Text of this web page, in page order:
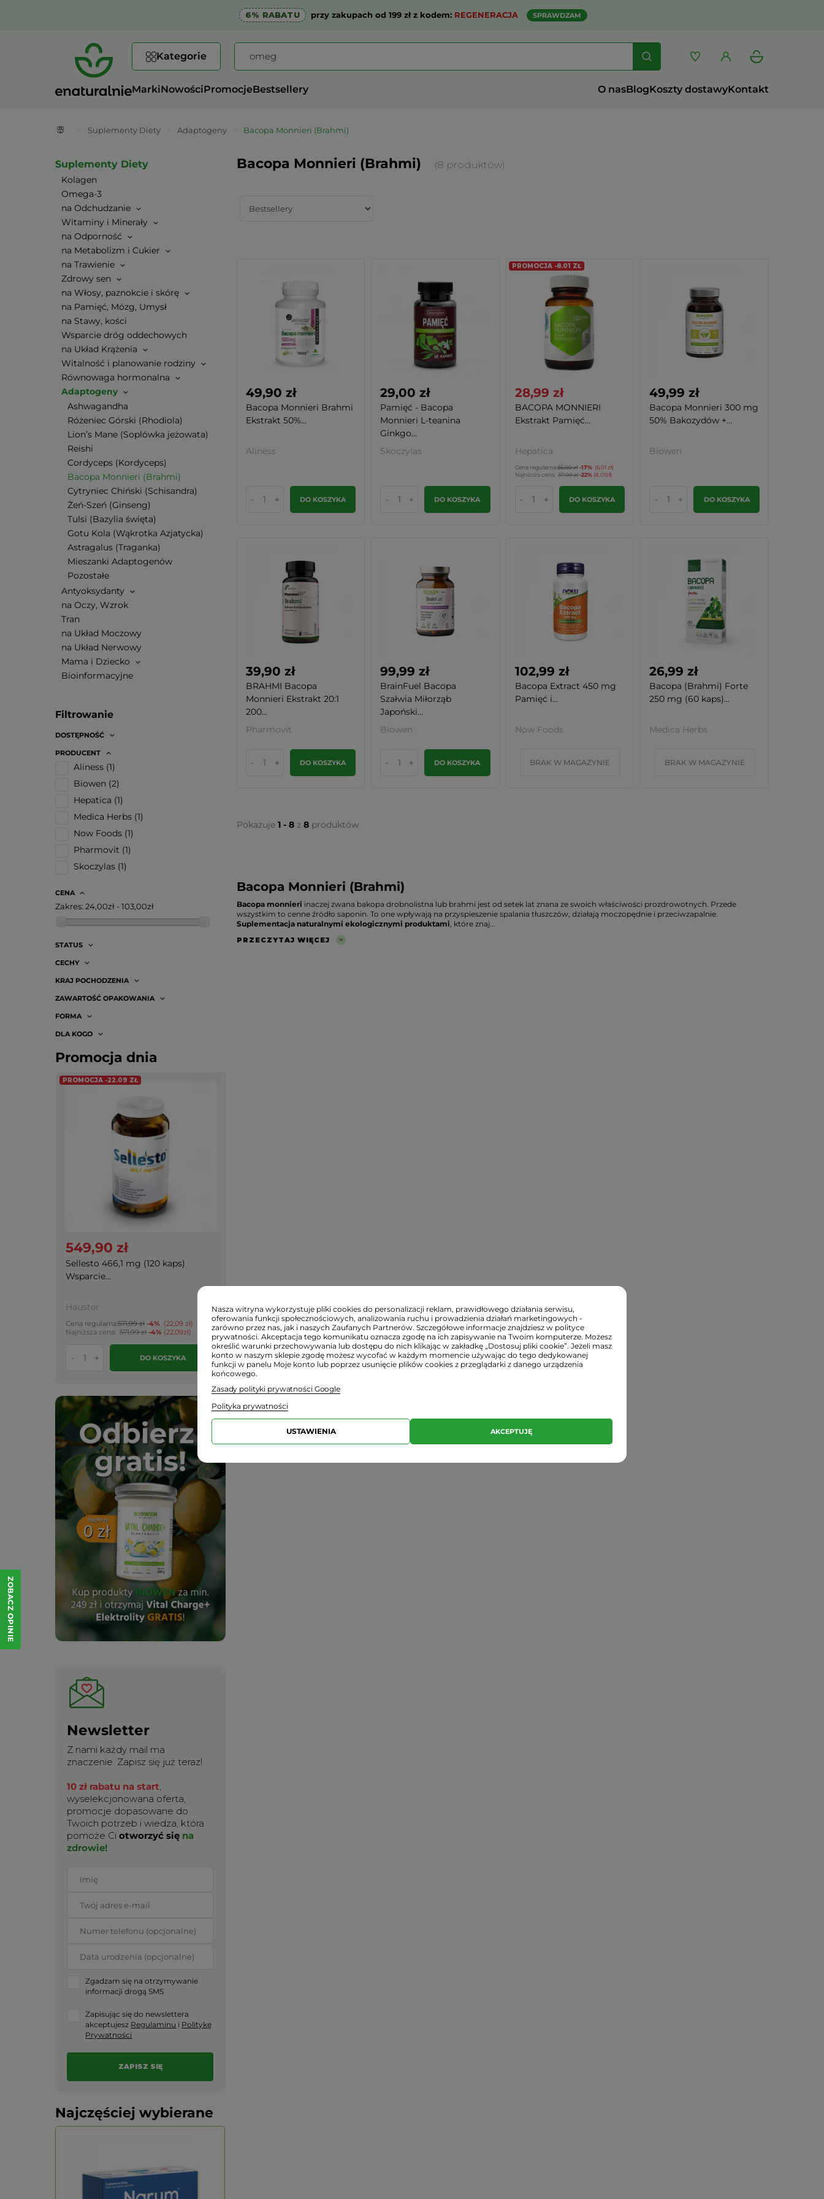
6% RABATU przy zakupach od 199 zł z kodem: REGENERACJA SPRAWDZAM
Kategorie
MarkiNowościPromocjeBestsellery O nasBlogKoszty dostawyKontakt
Suplementy Diety Adaptogeny Bacopa Monnieri (Brahmi)
Suplementy Diety
Kolagen
Omega-3
na Odchudzanie
Witaminy i Minerały
na Odporność
na Metabolizm i Cukier
na Trawienie
Zdrowy sen
na Włosy, paznokcie i skórę
na Pamięć, Mózg, Umysł
na Stawy, kości
Wsparcie dróg oddechowych
na Układ Krążenia
Witalność i planowanie rodziny
Równowaga hormonalna
Adaptogeny
Ashwagandha
Różeniec Górski (Rhodiola)
Lion’s Mane (Soplówka jeżowata)
Reishi
Cordyceps (Kordyceps)
Bacopa Monnieri (Brahmi)
Cytryniec Chiński (Schisandra)
Żeń-Szeń (Ginseng)
Tulsi (Bazylia święta)
Gotu Kola (Wąkrotka Azjatycka)
Astragalus (Traganka)
Mieszanki Adaptogenów
Pozostałe
Antyoksydanty
na Oczy, Wzrok
Tran
na Układ Moczowy
na Układ Nerwowy
Mama i Dziecko
Bioinformacyjne
Filtrowanie
DOSTĘPNOŚĆ
PRODUCENT
Aliness (1)
Biowen (2)
Hepatica (1)
Medica Herbs (1)
Now Foods (1)
Pharmovit (1)
Skoczylas (1)
CENA
Zakres: 24,00zł - 103,00zł
STATUS
CECHY
KRAJ POCHODZENIA
ZAWARTOŚĆ OPAKOWANIA
FORMA
DLA KOGO
Promocja dnia
PROMOCJA -22.09 ZŁ
549,90 zł
Sellesto 466,1 mg (120 kaps)
Wsparcie...
Hauster
Cena regularna:571,99 zł -4% (22,09 zł)
Najniższa cena: 571,99 zł -4% (22,09zł)
- + DO KOSZYKA
Newsletter
Z nami każdy mail ma
znaczenie. Zapisz się już teraz!
10 zł rabatu na start,
wyselekcjonowana oferta,
promocje dopasowane do
Twoich potrzeb i wiedza, która
pomoże Ciotworzyć się na
zdrowie!
Zgadzam się na otrzymywanie
informacji drogą SMS
Zapisując się do newslettera
akceptujesz Regulaminu i Politykę
Prywatności
Najczęściej wybierane
Bacopa Monnieri (Brahmi) (8 produktów)
49,90 zł
Bacopa Monnieri Brahmi
Ekstrakt 50%...
Aliness
- + DO KOSZYKA
29,00 zł
Pamięć - Bacopa
Monnieri L-teanina
Ginkgo...
Skoczylas
- + DO KOSZYKA
PROMOCJA -8.01 ZŁ
28,99 zł
BACOPA MONNIERI
Ekstrakt Pamięć...
Hepatica
Cena regularna:35,00 zł-17% (6,01 zł)
Najniższa cena: 37,00 zł -22%(8,01zł)
- + DO KOSZYKA
49,99 zł
Bacopa Monnieri 300 mg
50% Bakozydów +...
Biowen
- + DO KOSZYKA
39,90 zł
BRAHMI Bacopa
Monnieri Ekstrakt 20:1
200...
Pharmovit
- + DO KOSZYKA
99,99 zł
BrainFuel Bacopa
Szałwia Miłorząb
Japoński...
Biowen
- + DO KOSZYKA
102,99 zł
Bacopa Extract 450 mg
Pamięć i...
Now Foods
BRAK W MAGAZYNIE
26,99 zł
Bacopa (Brahmi) Forte
250 mg (60 kaps)...
Medica Herbs
BRAK W MAGAZYNIE
Pokazuje 1 - 8z 8produktów
Bacopa Monnieri (Brahmi)
Bacopa monnieri inaczej zwana bakopa drobnolistna lub brahmi jest od setek lat znana ze swoich właściwości prozdrowotnych. Przede
wszystkim to cenne źródło saponin. To one wpływają na przyspieszenie spalania tłuszczów, działają moczopędnie i przeciwzapalnie.
Suplementacja naturalnymi ekologicznymi produktami, które znaj...
PRZECZYTAJ WIĘCEJ
Nasza witryna wykorzystuje pliki cookies do personalizacji reklam, prawidłowego działania serwisu,
oferowania funkcji społecznościowych, analizowania ruchu i prowadzienia działań marketingowych -
zarówno przez nas, jak i naszych Zaufanych Partnerów. Szczegółowe informacje znajdziesz w polityce
prywatności. Akceptacja tego komunikatu oznacza zgodę na ich zapisywanie na Twoim komputerze. Możesz
określić warunki przechowywania lub dostępu do nich klikając w zakładkę „Dostosuj pliki cookie”. Jeżeli masz
konto w naszym sklepie zgodę możesz wycofać w każdym momencie używając do tego dedykowanej
funkcji w panelu Moje konto lub poprzez usunięcie plików cookies z przeglądarki z danego urządzenia
końcowego.
Zasady polityki prywatności Google
Polityka prywatności
USTAWIENIA AKCEPTUJĘ
ZOBACZ OPINIE